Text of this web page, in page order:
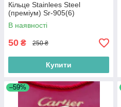
Кільце Stainlees Steel
(преміум) Sr-905(6)
В наявності
50 ₴ 250 ₴
Купити
–59%